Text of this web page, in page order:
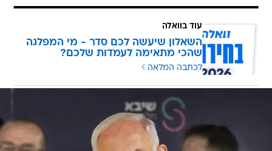
עוד בוואלה
השאלון שיעשה לכם סדר - מי המפלגה
שהכי מתאימה לעמדות שלכם?
לכתבה המלאה